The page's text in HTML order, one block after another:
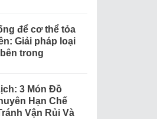
để cơ thể tỏa
Giải pháp loại
trong
3 Món Đồ
Hạn Chế
Vận Rủi Và